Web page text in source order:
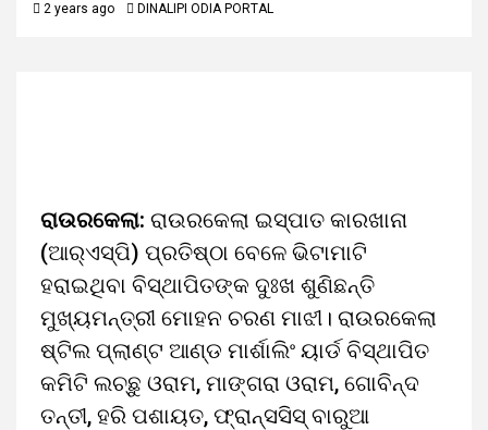
2 years ago DINALIPI ODIA PORTAL
ରାଉରକେଲା: ରାଉରକେଲା ଇସ୍ପାତ କାରଖାନା
(ଆର୍‌ଏସ୍‌ପି) ପ୍ରତିଷ୍ଠା ବେଳେ ଭିଟାମାଟି
ହରାଇଥିବା ବିସ୍ଥାପିତଙ୍କ ଦୁଃଖ ଶୁଣିଛନ୍ତି
ମୁଖ୍ୟମନ୍ତ୍ରୀ ମୋହନ ଚରଣ ମାଝୀ। ରାଉରକେଲା
ଷ୍ଟିଲ ପ୍ଲାଣ୍ଟ ଆଣ୍ଡ ମାର୍ଶାଲିଂ ୟାର୍ଡ ବିସ୍ଥାପିତ
କମିଟି ଲଚ୍ଛୁ ଓରାମ, ମାଙ୍ଗରା ଓରାମ, ଗୋବିନ୍ଦ
ତନ୍ତୀ, ହରି ପଶାୟତ, ଫ୍ରାନ୍ସସିସ୍‌ ବାରୁଆ